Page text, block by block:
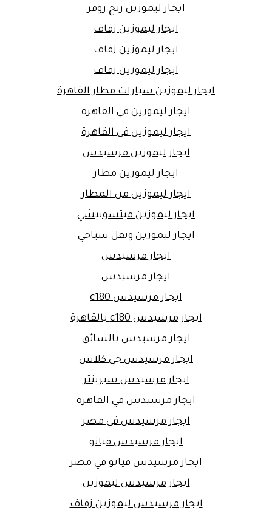
ايجار ليموزين رنج روفر
ايجار ليموزين زفاف
ايجار ليموزين زفاف
ايجار ليموزين زفاف
ايجار ليموزين سيارات مطار القاهرة
ايجار ليموزين في القاهرة
ايجار ليموزين في القاهرة
ايجار ليموزين مرسيدس
ايجار ليموزين مطار
ايجار ليموزين من المطار
ايجار ليموزين ميتسوبيشي
ايجار ليموزين ونقل سياحي
ايجار مرسيدس
ايجار مرسيدس
ايجار مرسيدس c180
ايجار مرسيدس c180 بالقاهرة
ايجار مرسيدس بالسائق
ايجار مرسيدس جي كلاس
ايجار مرسيدس سبرينتر
ايجار مرسيدس في القاهرة
ايجار مرسيدس في مصر
ايجار مرسيدس فيانو
ايجار مرسيدس فيانو في مصر
ايجار مرسيدس ليموزين
ايجار مرسيدس ليموزين زفاف